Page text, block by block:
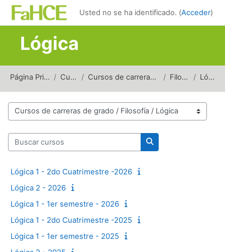
Salta al contenido principal
Usted no se ha identificado. (Acceder)
Lógica
Página Principal Cursos Cursos de carreras de grado Filosofía Lógica
Categorías
Buscar cursos
Buscar cursos
Lógica 1 - 2do Cuatrimestre -2026
Lógica 2 - 2026
Lógica 1 - 1er semestre - 2026
Lógica 1 - 2do Cuatrimestre -2025
Lógica 1 - 1er semestre - 2025